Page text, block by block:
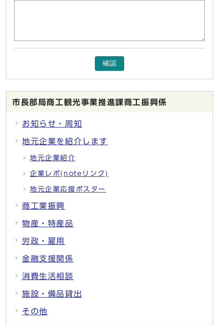
確認
市長部局商工観光事業推進課商工振興係
お知らせ・周知
地元企業を紹介します
地元企業紹介
企業レポ(noteリンク)
地元企業応援ポスター
商工業振興
物産・特産品
労政・雇用
金融支援関係
消費生活相談
施設・備品貸出
その他